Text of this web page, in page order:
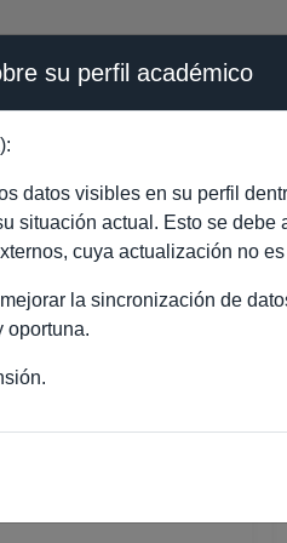
- PÚBLICO
CONTIS
su perfil académico
datos visibles en su perfil
situación actual. Esto se
cuya actualización no
la sincronización de
oportuna.